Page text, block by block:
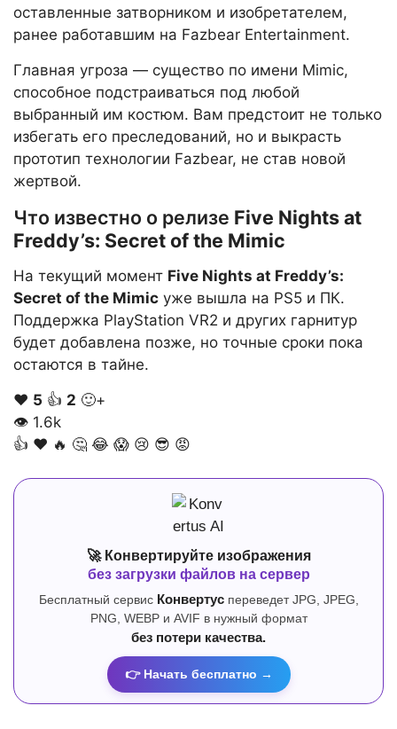
оставленные затворником и изобретателем,
ранее работавшим на Fazbear Entertainment.
Главная угроза — существо по имени Mimic,
способное подстраиваться под любой
выбранный им костюм. Вам предстоит не только
избегать его преследований, но и выкрасть
прототип технологии Fazbear, не став новой
жертвой.
Что известно о релизе Five Nights at
Freddy’s: Secret of the Mimic
На текущий момент Five Nights at Freddy’s:
Secret of the Mimic уже вышла на PS5 и ПК.
Поддержка PlayStation VR2 и других гарнитур
будет добавлена позже, но точные сроки пока
остаются в тайне.
❤️ 5 👍 2 🙂+
👁 1.6k
👍 ❤️ 🔥 🤔 😂 😱 😢 😎 😡
🚀 Конвертируйте изображения
без загрузки файлов на сервер
Бесплатный сервис Конвертуспереведет JPG, JPEG,
PNG, WEBP и AVIF в нужный формат
без потери качества.
👉 Начать бесплатно →